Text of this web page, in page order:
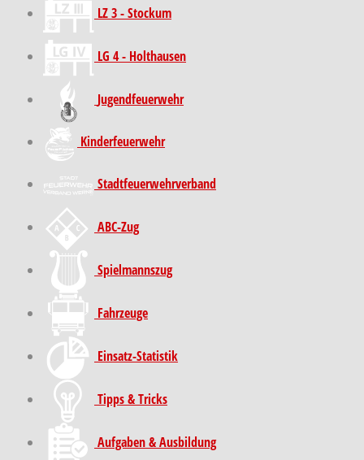
LZ 3 - Stockum
LG 4 - Holthausen
Jugendfeuerwehr
Kinder­feuer­wehr
Stadt­feuer­wehr­verband
ABC-Zug
Spielmannszug
Fahrzeuge
Einsatz-Statistik
Tipps & Tricks
Aufgaben & Ausbildung